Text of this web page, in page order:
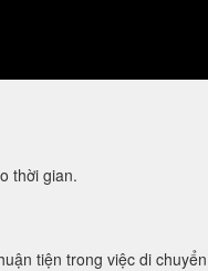
thời gian.
tiện trong việc di